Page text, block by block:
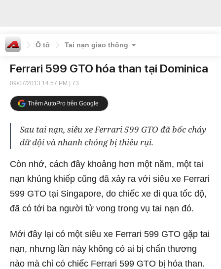
Ô tô Tai nạn giao thông
Ferrari 599 GTO hóa than tại Dominica
09/07/2013 14:57 PM | 73
Thêm AutoPro trên Google
Sau tai nạn, siêu xe Ferrari 599 GTO đã bốc cháy
dữ dội và nhanh chóng bị thiêu rụi.
Còn nhớ, cách đây khoảng hơn một năm, một tai
nạn khủng khiếp cũng đã xảy ra với siêu xe Ferrari
599 GTO tại Singapore, do chiếc xe đi qua tốc độ,
đã có tới ba người tử vong trong vụ tai nạn đó.
Mới đây lại có một siêu xe Ferrari 599 GTO gặp tai
nạn, nhưng lần này không có ai bị chấn thương
nào mà chỉ có chiếc Ferrari 599 GTO bị hóa than.